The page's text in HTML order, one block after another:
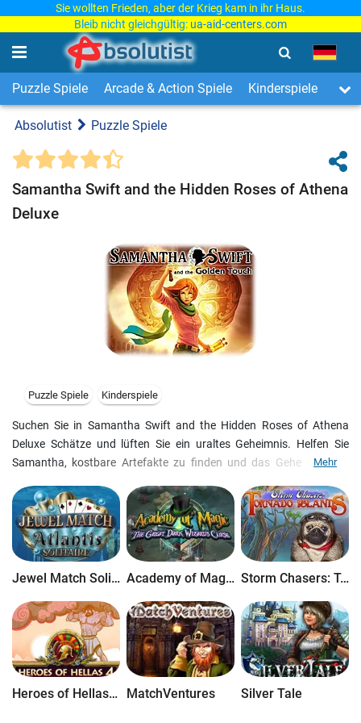
Sie wollten Frieden, aber der Krieg kam in ihr Haus.
Bleib nicht gleichgültig: ua-aid-centers.com
Puzzle Spiele Arcade & Action Spiele Kinderspiele 3-
Absolutist Puzzle Spiele
Samantha Swift and the Hidden Roses of Athena
Deluxe
Puzzle Spiele Kinderspiele
Suchen Sie in Samantha Swift and the Hidden Roses of Athena
Deluxe Schätze und lüften Sie ein uraltes Geheimnis. Helfen Sie
Samantha, kostbare Artefakte zu finden und das Geheimnis der
versteckter Objekte und phantastischer Vollbildgrafik bietet
Samantha Swift and the Hidden Roses of Athena Deluxe ein
überaus spannendes Abenteuer für Wimmelbild-Fans.
Mehr
Jewel Match Solitaire Atlantis Academy of Magic: The Great Dark Wizard's Curse Storm Chasers: Tornado Islands
Heroes of Hellas 4: Geburt einer Legende MatchVentures Silver Tale